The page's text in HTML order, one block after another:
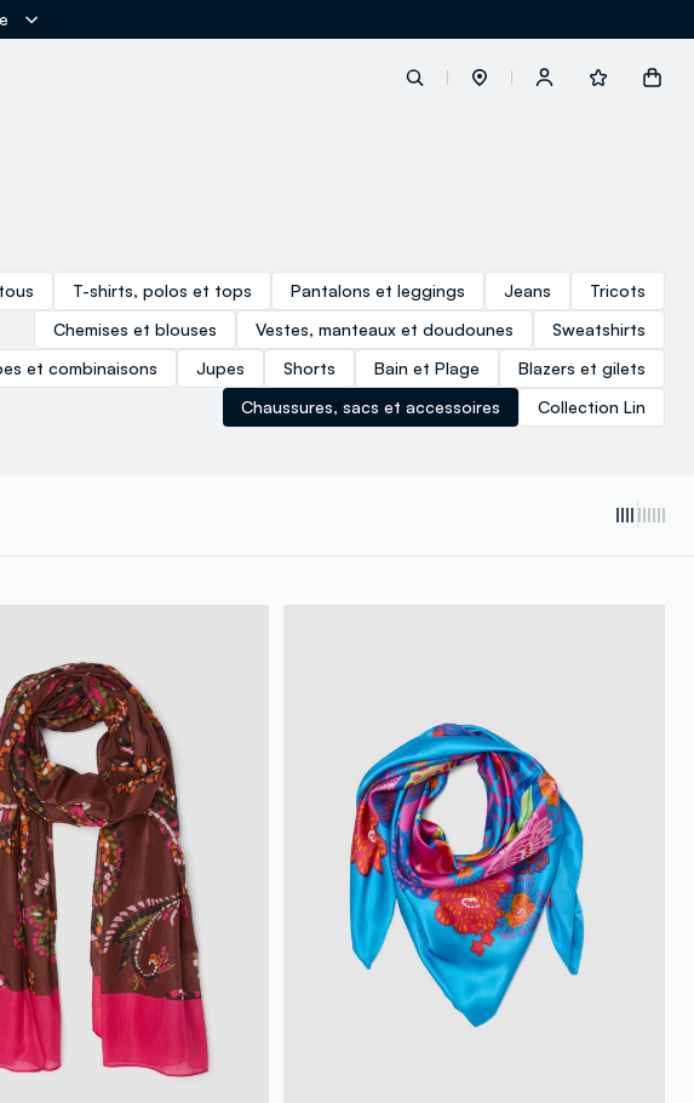
button.loginandregister
button.order.tracking
T-shirts, polos et tops Pantalons et leggings Jeans
Tricots
Chemises et blouses
Vestes, manteaux et doudounes
Sweatshirts
et combinaisons
Jupes Shorts Bain et Plage
Blazers et gilets
Chaussures, sacs et accessoires
Collection Lin